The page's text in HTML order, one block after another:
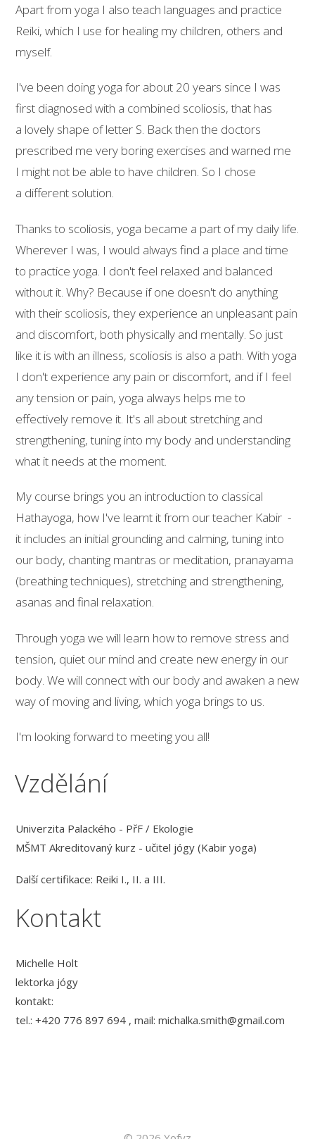
Apart from yoga I also teach languages and practice
Reiki, which I use for healing my children, others and
myself.
I've been doing yoga for about 20 years since I was
first diagnosed with a combined scoliosis, that has
a lovely shape of letter S. Back then the doctors
prescribed me very boring exercises and warned me
I might not be able to have children. So I chose
a different solution.
Thanks to scoliosis, yoga became a part of my daily life.
Wherever I was, I would always find a place and time
to practice yoga. I don't feel relaxed and balanced
without it. Why? Because if one doesn't do anything
with their scoliosis, they experience an unpleasant pain
and discomfort, both physically and mentally. So just
like it is with an illness, scoliosis is also a path. With yoga
I don't experience any pain or discomfort, and if I feel
any tension or pain, yoga always helps me to
effectively remove it. It's all about stretching and
strengthening, tuning into my body and understanding
what it needs at the moment.
My course brings you an introduction to classical
Hathayoga, how I've learnt it from our teacher Kabir -
it includes an initial grounding and calming, tuning into
our body, chanting mantras or meditation, pranayama
(breathing techniques), stretching and strengthening,
asanas and final relaxation.
Through yoga we will learn how to remove stress and
tension, quiet our mind and create new energy in our
body. We will connect with our body and awaken a new
way of moving and living, which yoga brings to us.
I'm looking forward to meeting you all!
Vzdělání
Univerzita Palackého - PřF / Ekologie
MŠMT Akreditovaný kurz - učitel jógy (Kabir yoga)
Další certifikace: Reiki I., II. a III.
Kontakt
Michelle Holt
lektorka jógy
kontakt:
tel.: +420 776 897 694 , mail: michalka.smith@gmail.com